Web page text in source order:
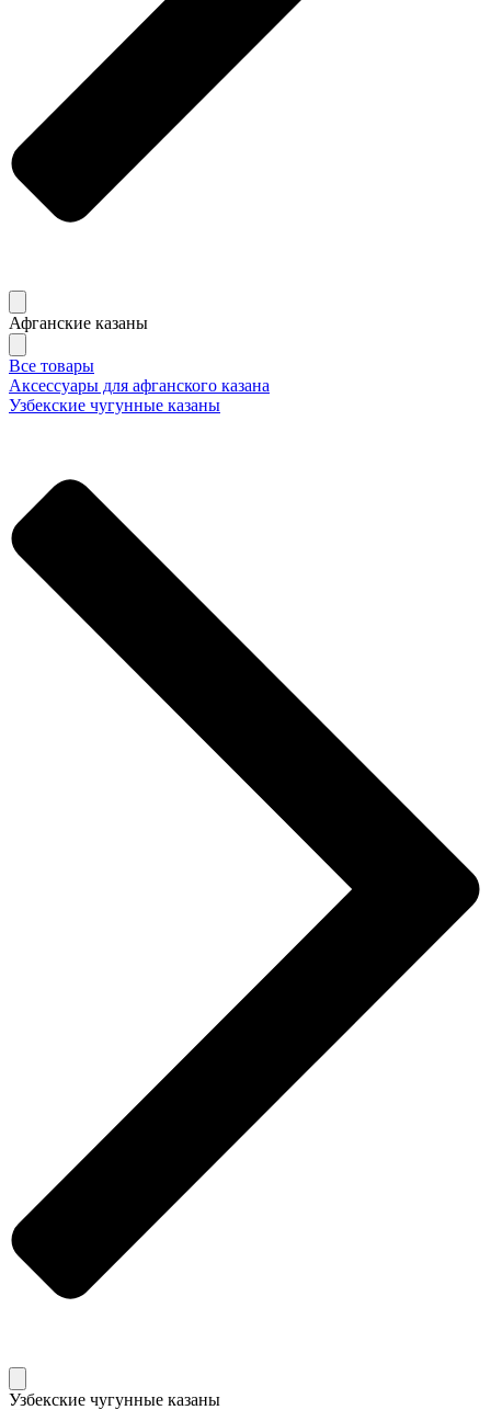
Афганские казаны
Все товары
Аксессуары для афганского казана
Узбекские чугунные казаны
Узбекские чугунные казаны